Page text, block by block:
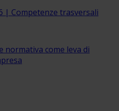
| Competenze trasversali
normativa come leva di